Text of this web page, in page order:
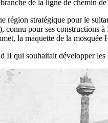
de la ligne de chemin
région stratégique pour le
pour ses constructions à
la maquette de la
qui souhaitait développer